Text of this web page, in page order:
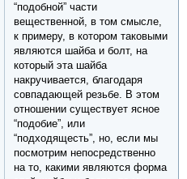
“подобной” части
вещественной, в том смысле,
к примеру, в котором таковыми
являются шайба и болт, на
который эта шайба
накручивается, благодаря
совпадающей резьбе. В этом
отношении существует ясное
“подобие”, или
“подходящесть”, но, если мы
посмотрим непосредственно
на то, какими являются форма